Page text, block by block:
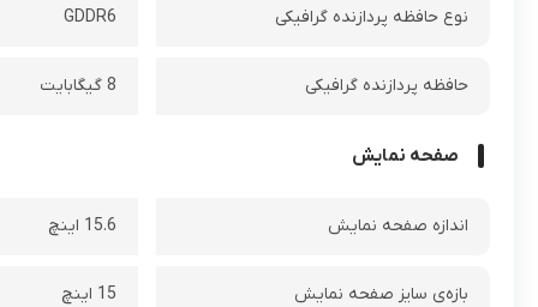
نوع حافظه پردازنده گرافیکی GDDR6
حافظه پردازنده گرافیکی 8 گیگابایت
صفحه نمایش
اندازه صفحه نمایش 15.6 اینچ
بازه‌ی سایز صفحه نمایش 15 اینچ